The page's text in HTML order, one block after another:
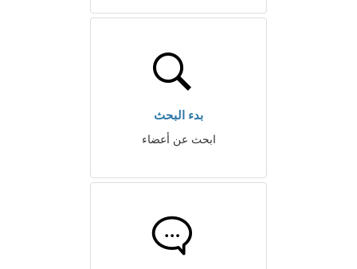
بدء البحث
ابحث عن أعضاء